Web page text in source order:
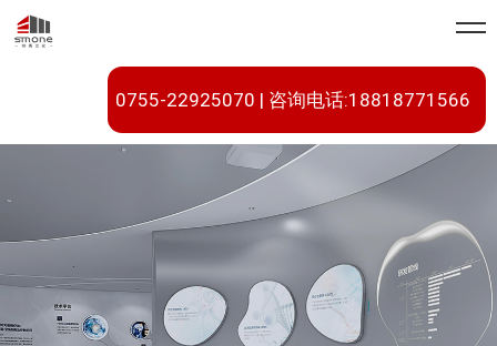
0755-22925070 | 咨询电话:18818771566